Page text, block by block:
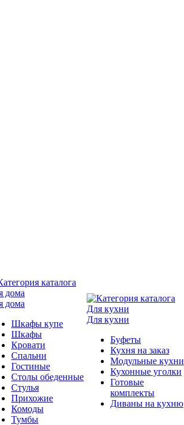
дома
Шкафы купе
Шкафы
Кровати
Спальни
Гостиные
Столы обеденные
Стулья
Прихожие
Комоды
Тумбы
Для кухни
Буфеты
Кухня на заказ
Модульные кухни
Кухонные уголки
Готовые
комплекты
Диваны на кухню